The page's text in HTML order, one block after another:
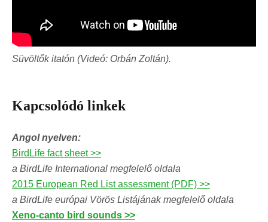
Süvöltők itatón (Videó: Orbán Zoltán).
Kapcsolódó linkek
Angol nyelven:
BirdLife fact sheet >>
a BirdLife International megfelelő oldala
2015 European Red List assessment (PDF) >>
a BirdLife európai Vörös Listájának megfelelő oldala
Xeno-canto bird sounds >>